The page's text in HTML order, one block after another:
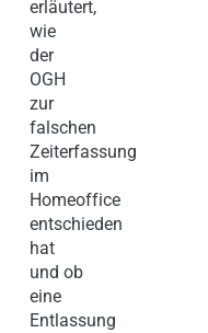
erläutert,
wie
der
OGH
zur
falschen
Zeiterfassung
im
Homeoffice
entschieden
hat
und ob
eine
Entlassung